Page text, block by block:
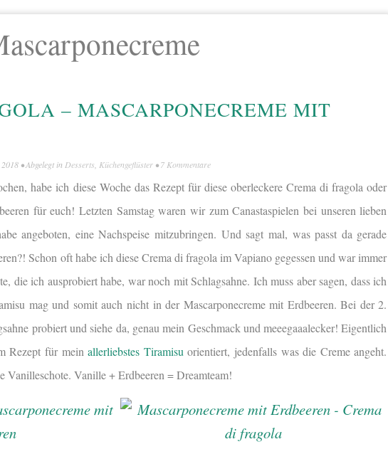
– MASCARPONECREME MIT
• Abgelegt in Desserts, Küchengeflüster •7 Kommentare
habe ich diese Woche das Rezept für diese oberleckere Crema di fragola oder
für euch! Letzten Samstag waren wir zum Canastaspielen bei unseren lieben
angeboten, eine Nachspeise mitzubringen. Und sagt mal, was passt da gerade
Schon oft habe ich diese Crema di fragola im Vapiano gegessen und war immer
die ich ausprobiert habe, war noch mit Schlagsahne. Ich muss aber sagen, dass ich
mag und somit auch nicht in der Mascarponecreme mit Erdbeeren. Bei der 2.
probiert und siehe da, genau mein Geschmack und meeegaaalecker! Eigentlich
Rezept für meinallerliebstes Tiramisuorientiert, jedenfalls was die Creme angeht.
Vanilleschote. Vanille + Erdbeeren = Dreamteam!